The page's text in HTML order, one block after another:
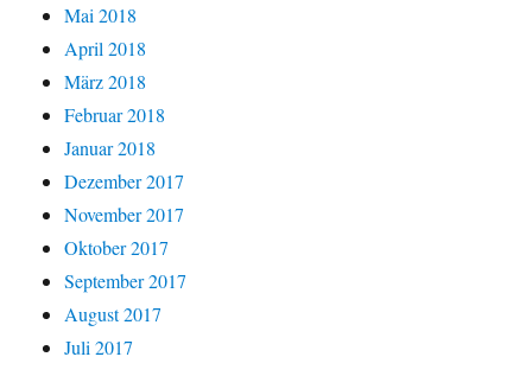
Mai 2018
April 2018
März 2018
Februar 2018
Januar 2018
Dezember 2017
November 2017
Oktober 2017
September 2017
August 2017
Juli 2017